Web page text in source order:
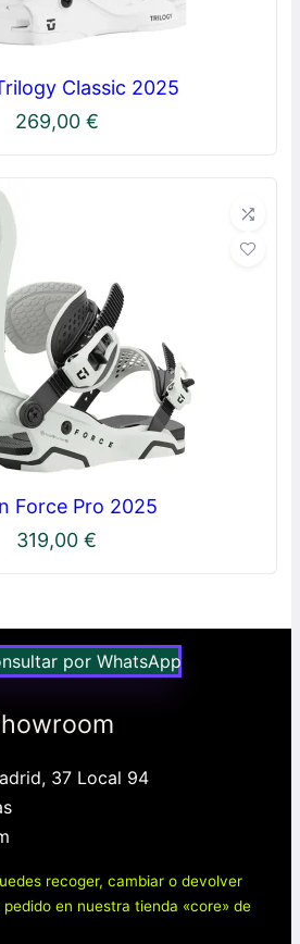
Classic 2025
269,00 €
Force Pro 2025
319,00 €
por WhatsApp
37 Local 94
recoger, cambiar o devolver
en nuestra tienda «core» de